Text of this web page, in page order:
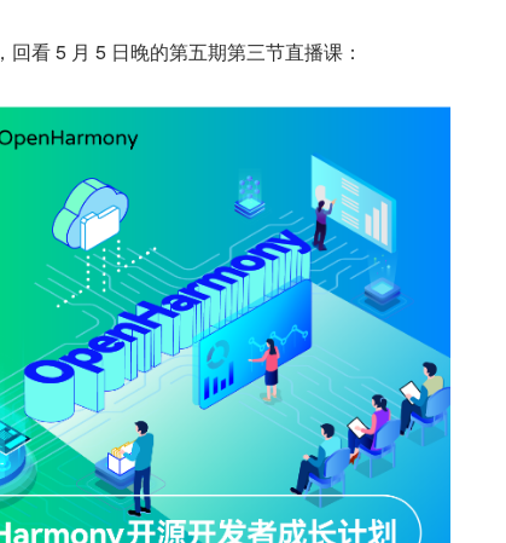
，回看 5 月 5 日晚的第五期第三节直播课：